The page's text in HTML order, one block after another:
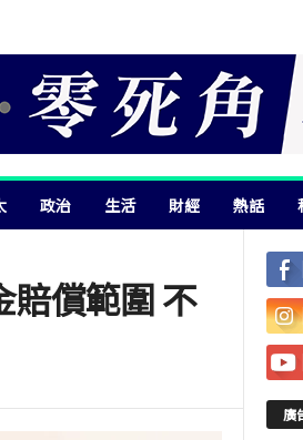
政治 生活 財經 熱話
賠償範圍 不
廣